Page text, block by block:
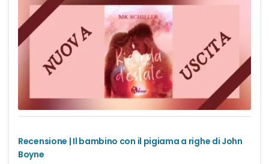
Recensione | Il bambino con il pigiama a righe di John
Boyne